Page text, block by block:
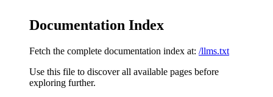
Documentation Index
Fetch the complete documentation index at: /llms.txt
Use this file to discover all available pages before
exploring further.